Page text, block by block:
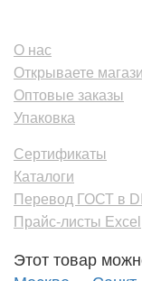
О нас
Открываете
Оптовые заказы
Упаковка
Сертификаты
Каталоги
Перевод ГОСТ в
Прайс-листы Excel
Этот товар